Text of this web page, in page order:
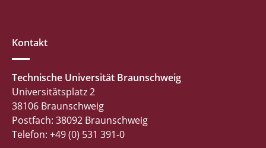
Kontakt
Technische Universität Braunschweig
Universitätsplatz 2
38106 Braunschweig
Postfach: 38092 Braunschweig
Telefon: +49 (0) 531 391-0